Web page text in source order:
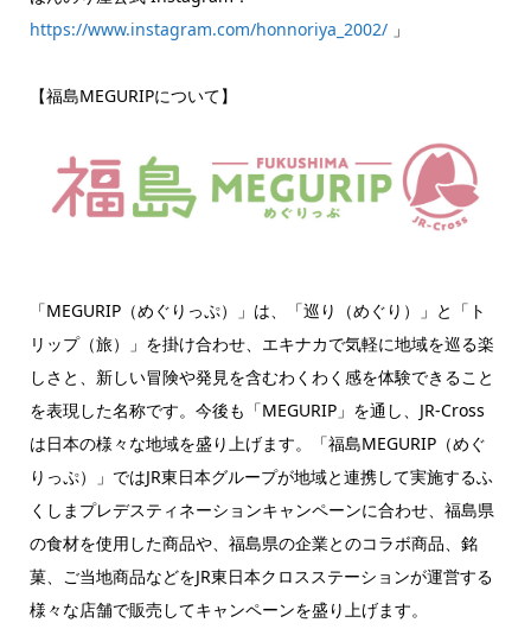
https://www.instagram.com/honnoriya_2002/ 」
【福島MEGURIPについて】
「MEGURIP（めぐりっぷ）」は、「巡り（めぐり）」と「ト
リップ（旅）」を掛け合わせ、エキナカで気軽に地域を巡る楽
しさと、新しい冒険や発見を含むわくわく感を体験できること
を表現した名称です。今後も「MEGURIP」を通し、JR-Cross
は日本の様々な地域を盛り上げます。「福島MEGURIP（めぐ
りっぷ）」ではJR東日本グループが地域と連携して実施するふ
くしまプレデスティネーションキャンペーンに合わせ、福島県
の食材を使用した商品や、福島県の企業とのコラボ商品、銘
菓、ご当地商品などをJR東日本クロスステーションが運営する
様々な店舗で販売してキャンペーンを盛り上げます。